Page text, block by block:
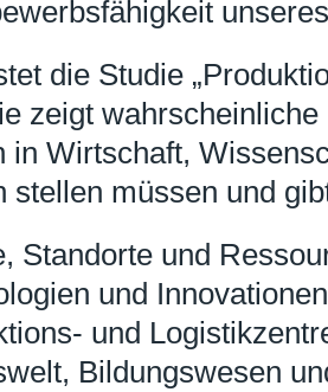
die Studie
zeigt
in Wirtschaft,
stellen müssen und
Standorte und
und Innovationen
und
Bildungswesen